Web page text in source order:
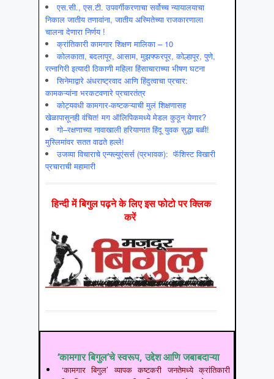
एस.सी., एस.टी. उपवर्गीकरणाचा सर्वोच्च न्यायालयाचा
निकाल जातीय तणावांना, जातीय अस्मितेच्या राजकारणाला
चालना देणारा निर्णय !
क्रांतिकारी कामगार शिक्षण मालिका – 10
कोलकाता, बदलापूर, आसाम, मुझफ्फरपूर, कोल्हापूर, पुणे,
रत्नागिरी इत्यादी ठिकाणी महिला हिंसाचाराच्या भीषण घटना
सिनेमाद्वारे अंधराष्ट्रवाद आणि हिंदुत्वाचा प्रचार:
कामकऱ्यांना भरकटवणारे प्रचारतंत्र
कोट्यवधी कामगार-कष्टकऱ्याची मुलं शिक्षणासह
खेळापासूनही वंचित! मग ऑलिपिकमध्ये मेडल कुठून येणार?
गो–रक्षणाच्या नावाखाली हरियाणात हिंदू युवक सुद्धा बळी!
मुस्लिमांवर सतत वाढते हल्ले!
उजव्या विचाराचे एन्फ्ल्युएंसर्स (प्रभावक): फॅशिस्ट विखारी
प्रचाराची महामारी
हिन्‍दी में बिगुल पढ़ने के लिए इस फोटो पर क्लिक
करें
‘कामगार बिगुल’चे स्वरूप, उद्देश आणि जबाबदाऱ्या
‘कामगार बिगुल’ व्यापक कष्टकरी जनतेमध्ये क्रांतिकारी